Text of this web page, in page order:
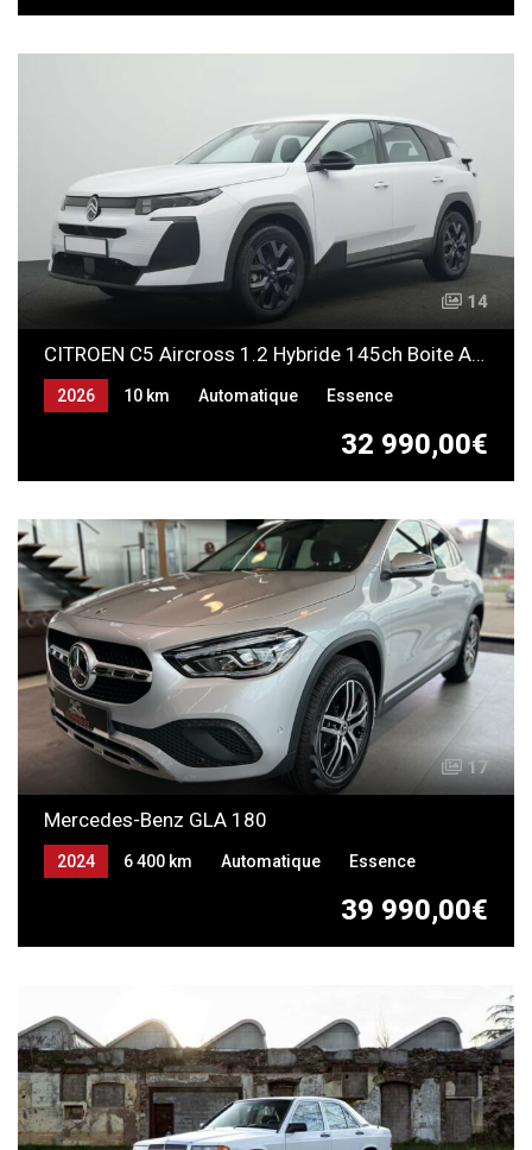
14
CITROEN C5 Aircross 1.2 Hybride 145ch Boite Automatique
32 990,00€
2026 10 km Automatique Essence
17
Mercedes-Benz GLA 180
39 990,00€
2024 6 400 km Automatique Essence